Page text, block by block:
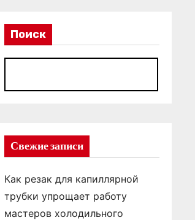
Поиск
Свежие записи
Как резак для капиллярной
трубки упрощает работу
мастеров холодильного